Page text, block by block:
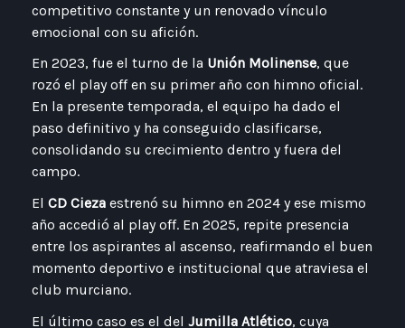
competitivo constante y un renovado vínculo
emocional con su afición.
En 2023, fue el turno de la Unión Molinense, que
rozó el play off en su primer año con himno oficial.
En la presente temporada, el equipo ha dado el
paso definitivo y ha conseguido clasificarse,
consolidando su crecimiento dentro y fuera del
campo.
El CD Cieza estrenó su himno en 2024 y ese mismo
año accedió al play off. En 2025, repite presencia
entre los aspirantes al ascenso, reafirmando el buen
momento deportivo e institucional que atraviesa el
club murciano.
El último caso es el del Jumilla Atlético, cuya